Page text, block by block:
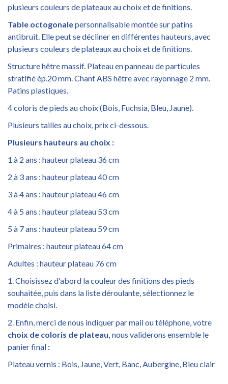
plusieurs couleurs de plateaux au choix et de finitions.
Table octogonalepersonnalisable montée sur patins
antibruit. Elle peut se décliner en différentes hauteurs, avec
plusieurs couleurs de plateaux au choix et de finitions.
Structure hêtre massif. Plateau en panneau de particules
stratifié ép.20 mm. Chant ABS hêtre avec rayonnage 2 mm.
Patins plastiques.
4 coloris de pieds au choix (Bois, Fuchsia, Bleu, Jaune).
Plusieurs tailles au choix, prix ci-dessous.
Plusieurs hauteurs au choix :
1 à 2 ans : hauteur plateau 36 cm
2 à 3 ans : hauteur plateau 40 cm
3 à 4 ans : hauteur plateau 46 cm
4 à 5 ans : hauteur plateau 53 cm
5 à 7 ans : hauteur plateau 59 cm
Primaires : hauteur plateau 64 cm
Adultes : hauteur plateau 76 cm
1. Choisissez d'abord la couleur des finitions des pieds
souhaitée, puis dans la liste déroulante, sélectionnez le
modèle choisi.
2. Enfin, merci de nous indiquer par mail ou téléphone, votre
choix de coloris de plateau, nous validerons ensemble le
panier final :
Plateau vernis : Bois, Jaune, Vert, Banc, Aubergine, Bleu clair